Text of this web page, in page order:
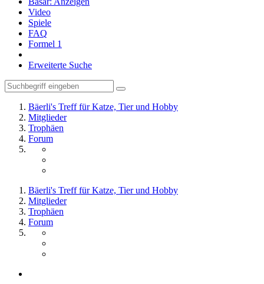
Video
Spiele
FAQ
Formel 1
Erweiterte Suche
Bäerli's Treff für Katze, Tier und Hobby
Mitglieder
Trophäen
Forum
Bäerli's Treff für Katze, Tier und Hobby
Mitglieder
Trophäen
Forum